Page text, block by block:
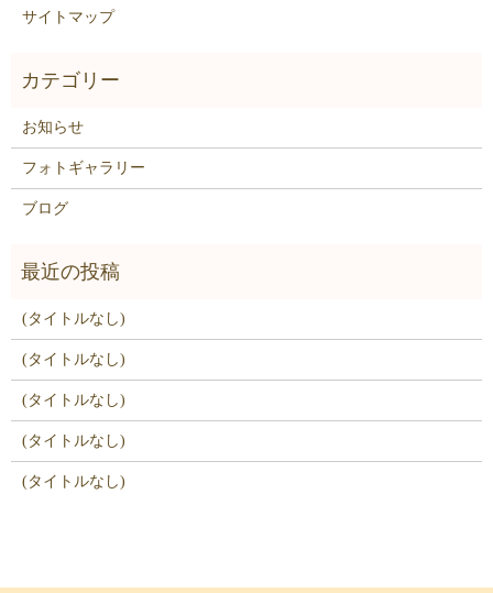
サイトマップ
お知らせ
フォトギャラリー
ブログ
(タイトルなし)
(タイトルなし)
(タイトルなし)
(タイトルなし)
(タイトルなし)